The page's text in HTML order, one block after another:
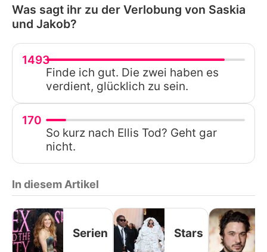
Was sagt ihr zu der Verlobung von Saskia
und Jakob?
1493
Finde ich gut. Die zwei haben es
verdient, glücklich zu sein.
170
So kurz nach Ellis Tod? Geht gar
nicht.
In diesem Artikel
Serien Stars